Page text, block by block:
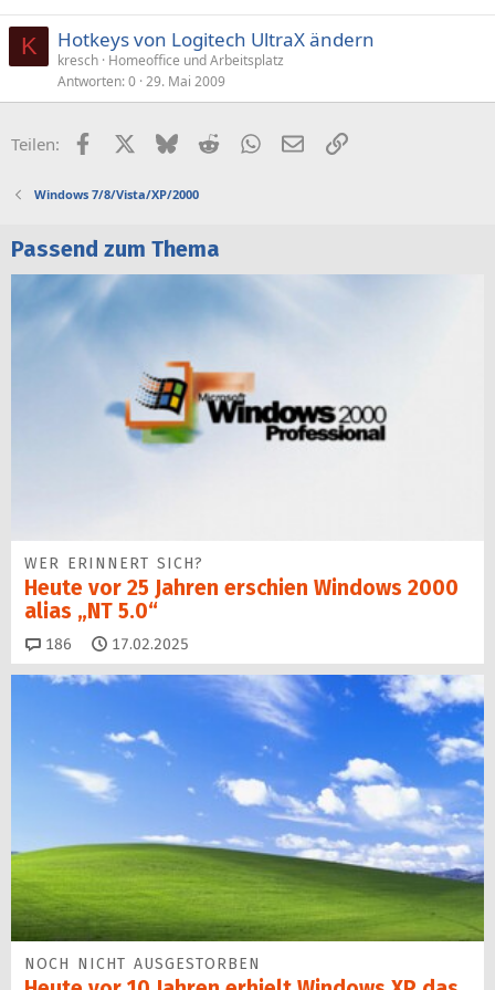
K Hotkeys von Logitech UltraX ändern
kresch Homeoffice und Arbeitsplatz
Antworten 0 29. Mai 2009
Teilen: FacebookX (Twitter)
BlueskyRedditWhatsApp
E-MailLink
Windows 7/8/Vista/XP/2000
Passend zum Thema
WER ERINNERT SICH?
Heute vor 25 Jahren erschien Windows 2000
alias „NT 5.0“
186 Kommentare
17.02.2025
NOCH NICHT AUSGESTORBEN